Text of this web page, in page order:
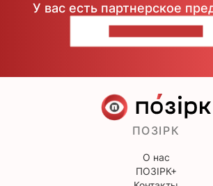
У вас есть партнерское
ПОЗІРК
О нас
ПОЗІРК+